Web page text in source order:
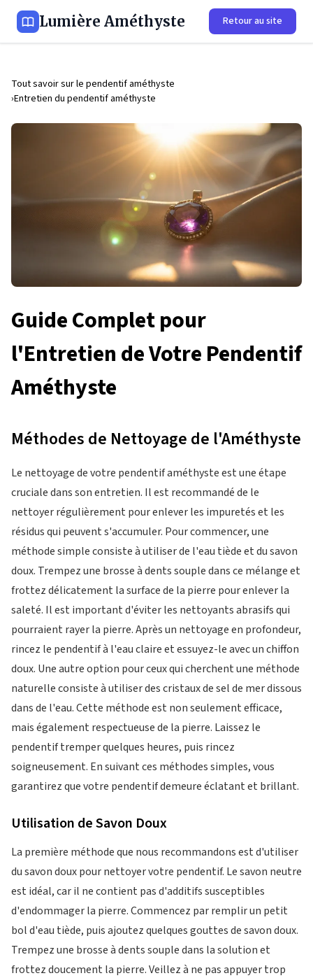
Lumière Améthyste Retour au site
Tout savoir sur le pendentif améthyste
Entretien du pendentif améthyste
Guide Complet pour
l'Entretien de Votre Pendentif
Améthyste
Méthodes de Nettoyage de l'Améthyste
Le nettoyage de votre pendentif améthyste est une étape
cruciale dans son entretien. Il est recommandé de le
nettoyer régulièrement pour enlever les impuretés et les
résidus qui peuvent s'accumuler. Pour commencer, une
méthode simple consiste à utiliser de l'eau tiède et du savon
doux. Trempez une brosse à dents souple dans ce mélange et
frottez délicatement la surface de la pierre pour enlever la
saleté. Il est important d'éviter les nettoyants abrasifs qui
pourraient rayer la pierre. Après un nettoyage en profondeur,
rincez le pendentif à l'eau claire et essuyez-le avec un chiffon
doux. Une autre option pour ceux qui cherchent une méthode
naturelle consiste à utiliser des cristaux de sel de mer dissous
dans de l'eau. Cette méthode est non seulement efficace,
mais également respectueuse de la pierre. Laissez le
pendentif tremper quelques heures, puis rincez
soigneusement. En suivant ces méthodes simples, vous
garantirez que votre pendentif demeure éclatant et brillant.
Utilisation de Savon Doux
La première méthode que nous recommandons est d'utiliser
du savon doux pour nettoyer votre pendentif. Le savon neutre
est idéal, car il ne contient pas d'additifs susceptibles
d'endommager la pierre. Commencez par remplir un petit
bol d'eau tiède, puis ajoutez quelques gouttes de savon doux.
Trempez une brosse à dents souple dans la solution et
frottez doucement la pierre. Veillez à ne pas appuyer trop